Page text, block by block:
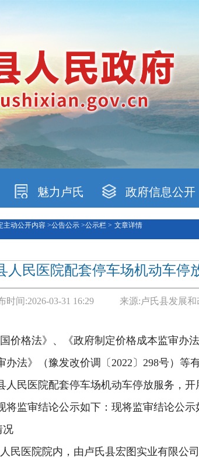
魅力卢氏 政府信息公开
主动公开内容 >公告公示 >公示栏 > 文章详情
人民医院配套停车场机动车停
时间:2026-03-31 16:29 来源:卢氏县发展
价格法》、《政府制定价格成本监审办
办法》（豫发改价调〔2022〕298号）等
人民医院配套停车场机动车停放服务，开
将监审结论公示如下：现将监审结论公示
况
民医院院内，由卢氏县宏图实业有限公